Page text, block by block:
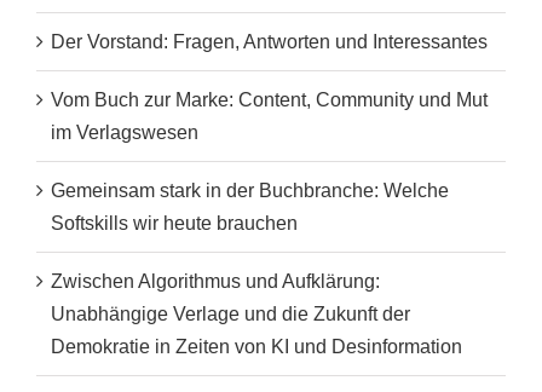
Der Vorstand: Fragen, Antworten und Interessantes
Vom Buch zur Marke: Content, Community und Mut
im Verlagswesen
Gemeinsam stark in der Buchbranche: Welche
Softskills wir heute brauchen
Zwischen Algorithmus und Aufklärung:
Unabhängige Verlage und die Zukunft der
Demokratie in Zeiten von KI und Desinformation